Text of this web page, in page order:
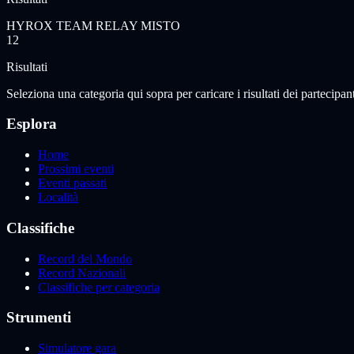
HYROX TEAM RELAY MISTO
12
Risultati
Seleziona una categoria qui sopra per caricare i risultati dei
Esplora
Home
Prossimi eventi
Eventi passati
Località
Classifiche
Record del Mondo
Record Nazionali
Classifiche per categoria
Strumenti
Simulatore gara